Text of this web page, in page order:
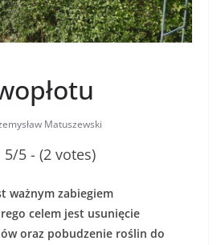
Matuszewski
5/5 - (2 votes)
ważnym zabiegiem
celem jest usunięcie
oraz pobudzenie roślin do